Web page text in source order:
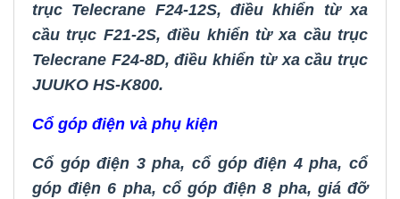
trục Telecrane F24-12S,điều khiển từ xa
cầu trục F21-2S, điều khiển từ xa cầu trục
Telecrane F24-8D,điều khiển từ xa cầu trục
JUUKO HS-K800.
Cổ góp điện và phụ kiện
Cổ góp điện 3 pha, cổ góp điện 4 pha, cổ
góp điện 6 pha, cổ góp điện 8 pha, giá đỡ